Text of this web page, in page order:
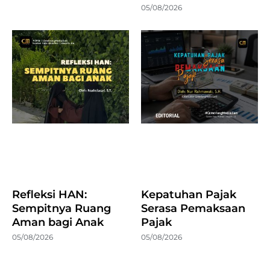
05/08/2026
Refleksi HAN:
Sempitnya Ruang
Aman bagi Anak
05/08/2026
Kepatuhan Pajak
Serasa Pemaksaan
Pajak
05/08/2026